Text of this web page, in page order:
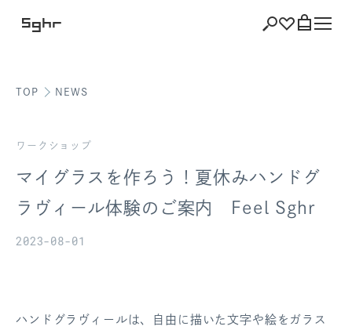
ショッピング
注文履歴
TOP NEWS
ワークショップ
マイグラスを作ろう！夏休みハンドグ
ラヴィール体験のご案内 Feel Sghr
2023-08-01
ハンドグラヴィールは、自由に描いた文字や絵をガラス